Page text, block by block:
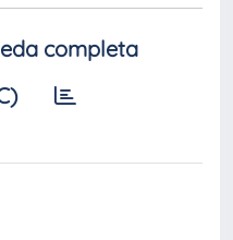
completa